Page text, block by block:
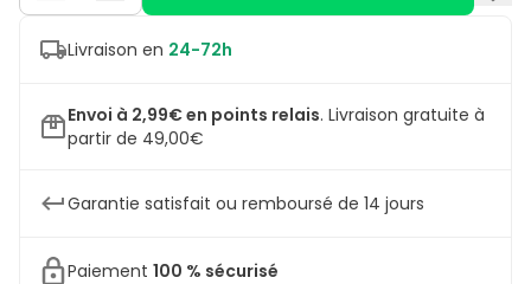
Livraison en 24-72h
Envoi à 2,99€ en points relais. Livraison gratuite à
partir de 49,00€
Garantie satisfait ou remboursé de 14 jours
Paiement 100 % sécurisé